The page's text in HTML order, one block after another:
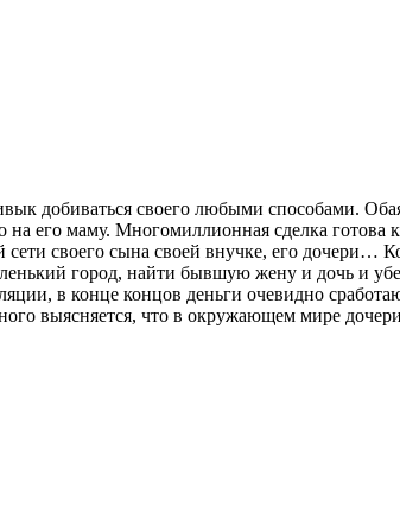
добиваться своего любыми способами.
на его маму. Многомиллионная сделка
сети своего сына своей внучке, его
город, найти бывшую жену и дочь и
в конце концов деньги очевидно
выясняется, что в окружающем мире